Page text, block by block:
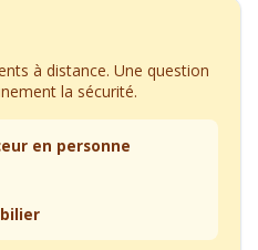
à distance. Une question
la sécurité.
en personne